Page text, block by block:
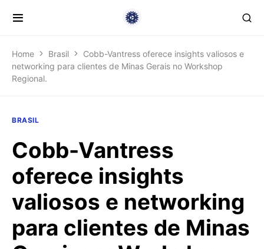
Home Brasil
Cobb-Vantress oferece insights valiosos e
networking para clientes de Minas Gerais no Workshop
Regional.
BRASIL
Cobb-Vantress
oferece insights
valiosos e networking
para clientes de Minas